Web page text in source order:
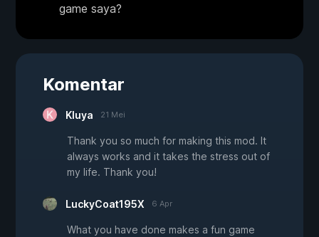
game saya?
Komentar
Kluya 21 Mei
Thank you so much for making this mod. It
always works and it takes the stress out of
my life. Thank you!
LuckyCoat195X 6 Apr
What you have done makes a fun game